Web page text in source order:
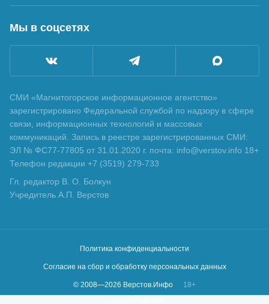
Мы в соцсетях
СМИ «Магнитогорское информационное агентство»
зарегистрировано Федеральной службой по надзору в сфере
связи, информационных технологий и массовых
коммуникаций. Запись в реестре зарегистрированных СМИ:
ЭЛ № ФС77-77805 от 31.01.2020 г. почта: info@verstov.info 18+
Телефон редакции +7 (3519) 279-733
Гл. редактор В. О. Болкун
Учредитель А.П. Верстов
Политика конфиденциальности
Согласие на сбор и обработку персональных данных
© 2008—2026 Верстов.Инфо
18+